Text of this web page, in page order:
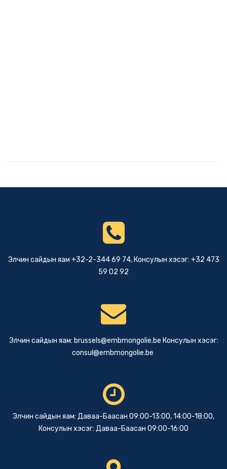
Элчин сайдын яам +32-2-344 69 74, Консулын хэсэг: +32 473
59 02 92
Элчин сайдын яам: brussels@embmongolie.be Консулын хэсэг:
consul@embmongolie.be
Элчин сайдын яам: Даваа-Баасан 09:00-13:00, 14:00-18:00,
Консулын хэсэг: Даваа-Баасан 09:00-16:00